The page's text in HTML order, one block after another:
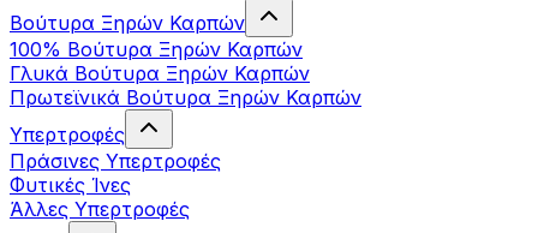
Βούτυρα Ξηρών Καρπών
100% Βούτυρα Ξηρών Καρπών
Γλυκά Βούτυρα Ξηρών Καρπών
Πρωτεϊνικά Βούτυρα Ξηρών Καρπών
Υπερτροφές
Πράσινες Υπερτροφές
Φυτικές Ίνες
Άλλες Υπερτροφές